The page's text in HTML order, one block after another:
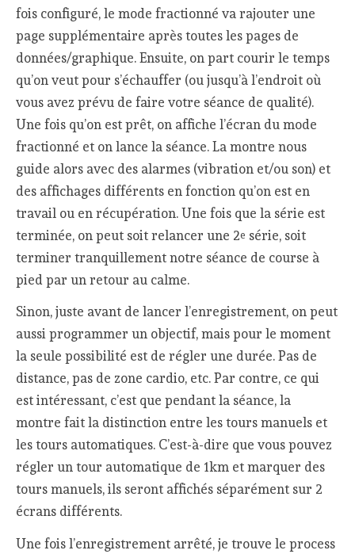
fois configuré, le mode fractionné va rajouter une
page supplémentaire après toutes les pages de
données/graphique. Ensuite, on part courir le temps
qu’on veut pour s’échauffer (ou jusqu’à l’endroit où
vous avez prévu de faire votre séance de qualité).
Une fois qu’on est prêt, on affiche l’écran du mode
fractionné et on lance la séance. La montre nous
guide alors avec des alarmes (vibration et/ou son) et
des affichages différents en fonction qu’on est en
travail ou en récupération. Une fois que la série est
terminée, on peut soit relancer une 2e série, soit
terminer tranquillement notre séance de course à
pied par un retour au calme.
Sinon, juste avant de lancer l’enregistrement, on peut
aussi programmer un objectif, mais pour le moment
la seule possibilité est de régler une durée. Pas de
distance, pas de zone cardio, etc. Par contre, ce qui
est intéressant, c’est que pendant la séance, la
montre fait la distinction entre les tours manuels et
les tours automatiques. C’est-à-dire que vous pouvez
régler un tour automatique de 1km et marquer des
tours manuels, ils seront affichés séparément sur 2
écrans différents.
Une fois l’enregistrement arrêté, je trouve le process